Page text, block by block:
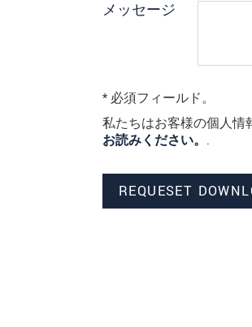
メッセージ
* 必須フィールド。
私たちはお客様の個人情
お読みください。 .
REQUESET